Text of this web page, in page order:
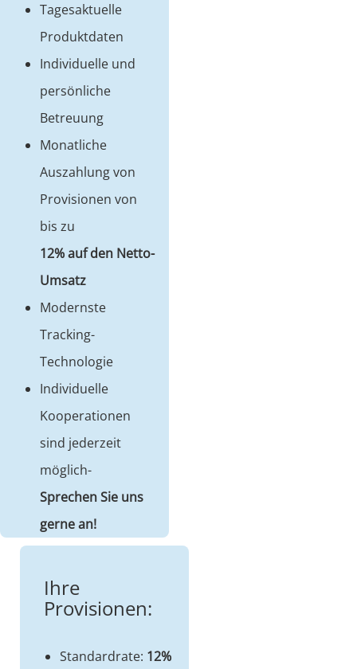
Tagesaktuelle
Produktdaten
Individuelle und
persönliche
Betreuung
Monatliche
Auszahlung von
Provisionen von
bis zu
12% auf den Netto-
Umsatz
Modernste
Tracking-
Technologie
Individuelle
Kooperationen
sind jederzeit
möglich-
Sprechen Sie uns
gerne an!
Ihre
Provisionen:
Standardrate: 12%